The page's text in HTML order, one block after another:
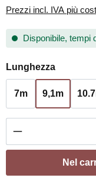
Prezzi incl. IVA più
Disponibile, tempi
Seleziona
Lunghezza
7m 9,1m
Quantità del
Nel